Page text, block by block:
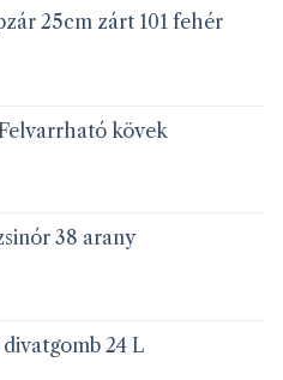
25cm zárt 101 fehér
kövek
38 arany
24 L